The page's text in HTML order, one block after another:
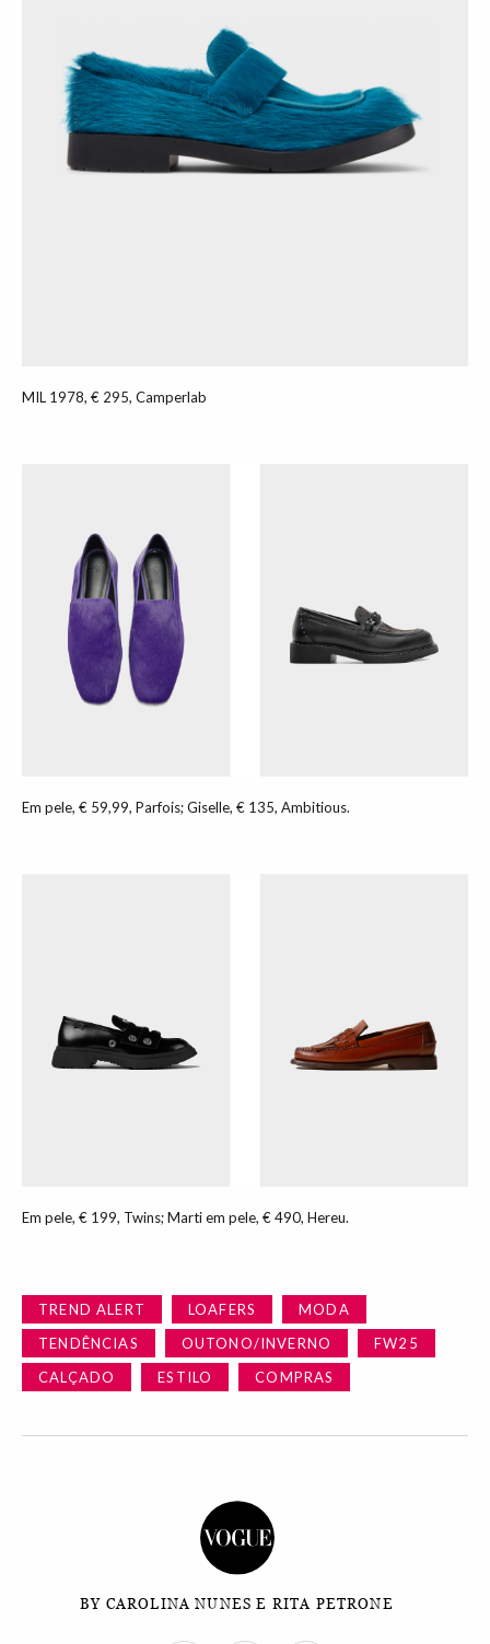
MIL 1978, € 295, Camperlab
Em pele, € 59,99, Parfois; Giselle, € 135, Ambitious.
Em pele, € 199, Twins; Marti em pele, € 490, Hereu.
TREND ALERT LOAFERS
MODA
TENDÊNCIAS
OUTONO/INVERNO
FW25
CALÇADO
ESTILO COMPRAS
BY CAROLINA NUNES E RITA PETRONE